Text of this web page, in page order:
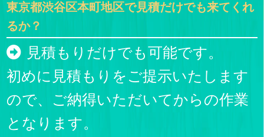
東京都渋谷区本町地区で見積だけでも来てくれ
るか？
見積もりだけでも可能です。
初めに見積もりをご提示いたします
ので、ご納得いただいてからの作業
となります。